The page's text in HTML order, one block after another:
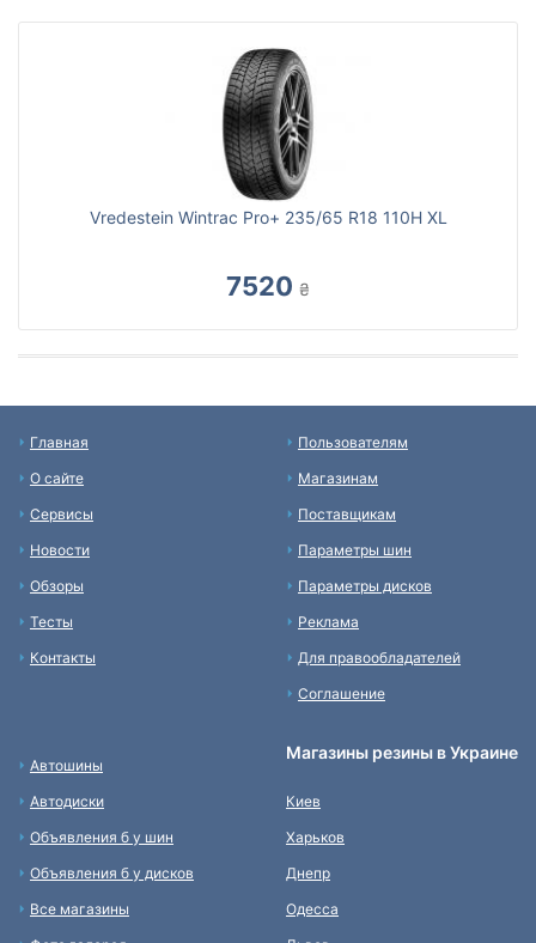
Vredestein Wintrac Pro+ 235/65 R18 110H XL
7520 ₴
Главная
О сайте
Сервисы
Новости
Обзоры
Тесты
Контакты
Пользователям
Магазинам
Поставщикам
Параметры шин
Параметры дисков
Реклама
Для правообладателей
Соглашение
Автошины
Автодиски
Объявления б у шин
Объявления б у дисков
Все магазины
Магазины резины в Украине
Киев
Харьков
Днепр
Одесса